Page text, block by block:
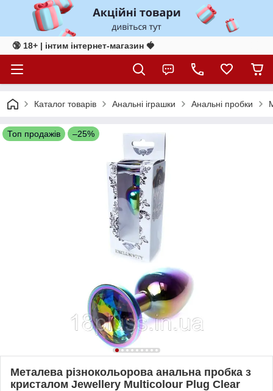
🔞 18+ | інтим інтернет-магазин 🍓
Каталог товарів Анальні іграшки Анальні пробки
Топ продажів –25%
Металева різнокольорова анальна пробка з
кристалом Jewellery Multicolour Plug Clear